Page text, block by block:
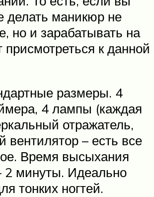
делать маникюр не
но и зарабатывать на
присмотреться к данной
размеры. 4
4 лампы (каждая
отражатель,
вентилятор – есть все
Время высыхания
2 минуты. Идеально
тонких ногтей.